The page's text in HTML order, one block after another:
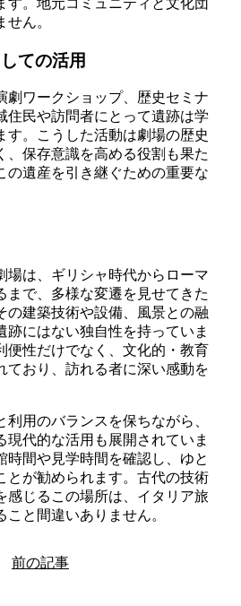
す。地元コミュニティと文化団
ん。
ての活用
劇ワークショップ、歴史セミナ
住民や訪問者にとって遺跡は学
す。こうした活動は劇場の歴史
、保存意識を高める役割も果た
の遺産を引き継ぐための重要な
場は、ギリシャ時代からローマ
まで、多様な変遷を見せてきた
の建築技術や設備、風景との融
跡にはない独自性を持っていま
便性だけでなく、文化的・教育
ており、訪れる者に深い感動を
用のバランスを保ちながら、
現代的な活用も展開されていま
時間や見学時間を確認し、ゆと
とが勧められます。古代の技術
感じるこの場所は、イタリア旅
と間違いありません。
前の記事